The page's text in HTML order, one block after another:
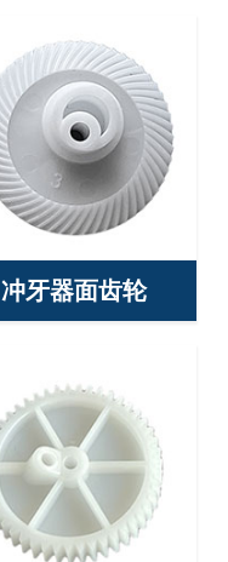
冲牙器面齿轮